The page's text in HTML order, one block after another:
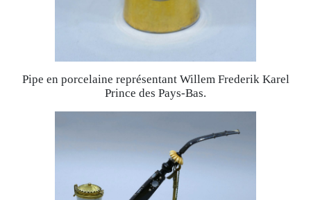
Pipe en porcelaine représentant Willem Frederik Karel
Prince des Pays-Bas.